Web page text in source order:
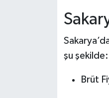
şu şekilde:
Brüt